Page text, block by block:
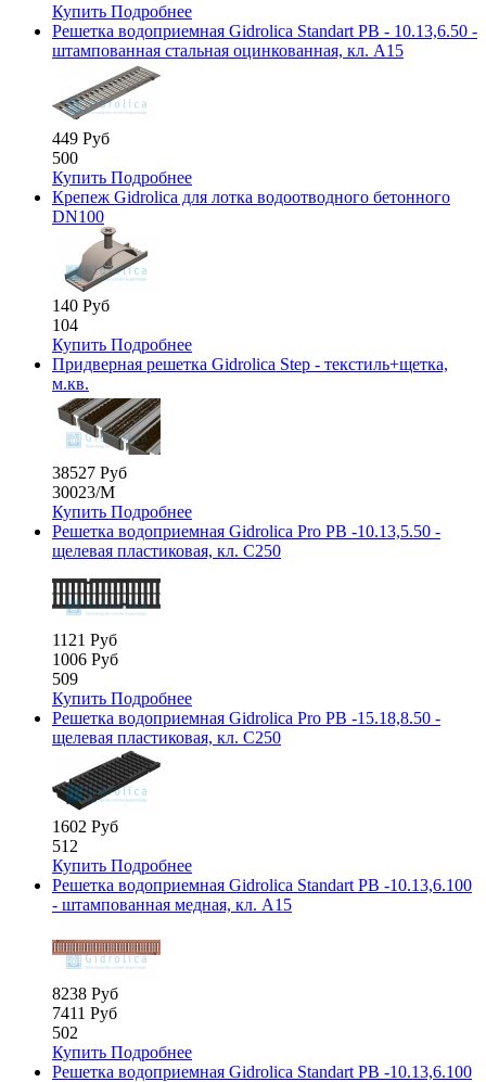
Купить Подробнее
Решетка водоприемная Gidrolica Standart РВ - 10.13,6.50 -
штампованная стальная оцинкованная, кл. А15
449 Руб
500
Купить Подробнее
Крепеж Gidrolica для лотка водоотводного бетонного
DN100
140 Руб
104
Купить Подробнее
Придверная решетка Gidrolica Step - текстиль+щетка,
м.кв.
38527 Руб
30023/М
Купить Подробнее
Решетка водоприемная Gidrolica Pro РВ -10.13,5.50 -
щелевая пластиковая, кл. С250
1121 Руб
1006 Руб
509
Купить Подробнее
Решетка водоприемная Gidrolica Pro РВ -15.18,8.50 -
щелевая пластиковая, кл. С250
1602 Руб
512
Купить Подробнее
Решетка водоприемная Gidrolica Standart РВ -10.13,6.100
- штампованная медная, кл. А15
8238 Руб
7411 Руб
502
Купить Подробнее
Решетка водоприемная Gidrolica Standart РВ -10.13,6.100